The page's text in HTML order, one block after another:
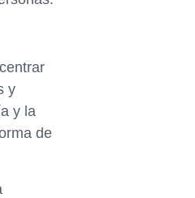
y
y la
de